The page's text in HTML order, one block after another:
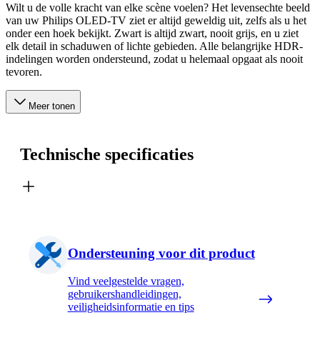
Wilt u de volle kracht van elke scène voelen? Het levensechte beeld
van uw Philips OLED-TV ziet er altijd geweldig uit, zelfs als u het
onder een hoek bekijkt. Zwart is altijd zwart, nooit grijs, en u ziet
elk detail in schaduwen of lichte gebieden. Alle belangrijke HDR-
indelingen worden ondersteund, zodat u helemaal opgaat als nooit
tevoren.
Meer tonen
Technische specificaties
Ondersteuning voor dit product
Vind veelgestelde vragen,
gebruikershandleidingen,
veiligheidsinformatie en tips